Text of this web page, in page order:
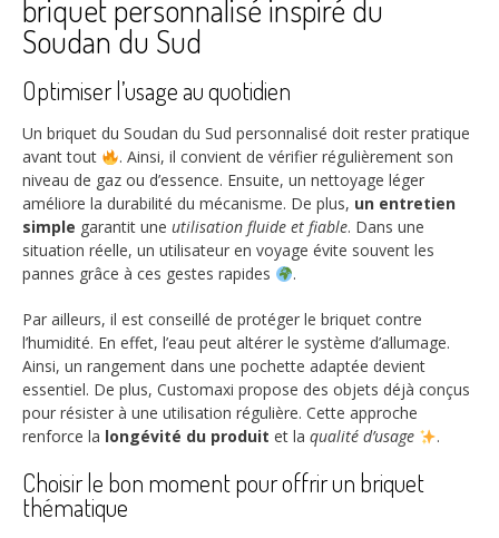
briquet personnalisé inspiré du
Soudan du Sud
Optimiser l’usage au quotidien
Un briquet du Soudan du Sud personnalisé doit rester pratique
avant tout
. Ainsi, il convient de vérifier régulièrement son
niveau de gaz ou d’essence. Ensuite, un nettoyage léger
améliore la durabilité du mécanisme. De plus, un entretien
simple garantit une utilisation fluide et fiable. Dans une
situation réelle, un utilisateur en voyage évite souvent les
pannes grâce à ces gestes rapides
.
Par ailleurs, il est conseillé de protéger le briquet contre
l’humidité. En effet, l’eau peut altérer le système d’allumage.
Ainsi, un rangement dans une pochette adaptée devient
essentiel. De plus, Customaxi propose des objets déjà conçus
pour résister à une utilisation régulière. Cette approche
renforce la longévité du produit et la qualité d’usage .
Choisir le bon moment pour offrir un briquet
thématique